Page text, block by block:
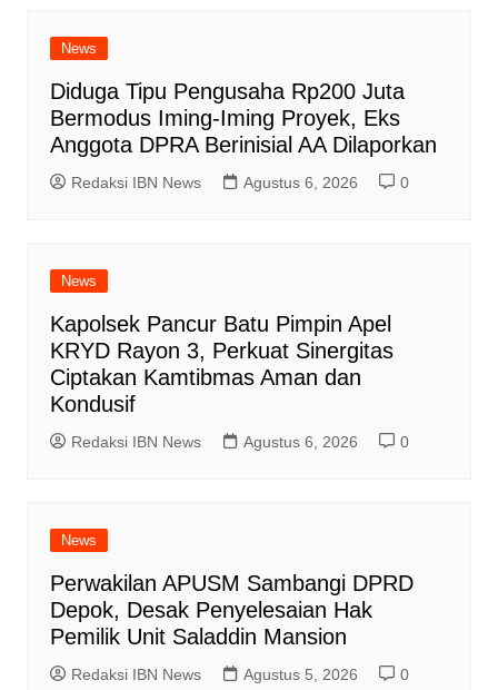
News
Diduga Tipu Pengusaha Rp200 Juta
Bermodus Iming-Iming Proyek, Eks
Anggota DPRA Berinisial AA Dilaporkan
Redaksi IBN News Agustus 6, 2026 0
News
Kapolsek Pancur Batu Pimpin Apel
KRYD Rayon 3, Perkuat Sinergitas
Ciptakan Kamtibmas Aman dan
Kondusif
Redaksi IBN News Agustus 6, 2026 0
News
Perwakilan APUSM Sambangi DPRD
Depok, Desak Penyelesaian Hak
Pemilik Unit Saladdin Mansion
Redaksi IBN News Agustus 5, 2026 0